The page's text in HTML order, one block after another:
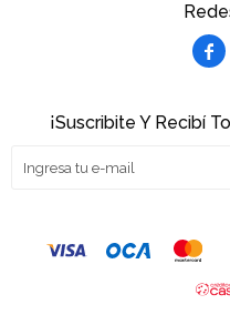

¡Suscribite Y Recibí